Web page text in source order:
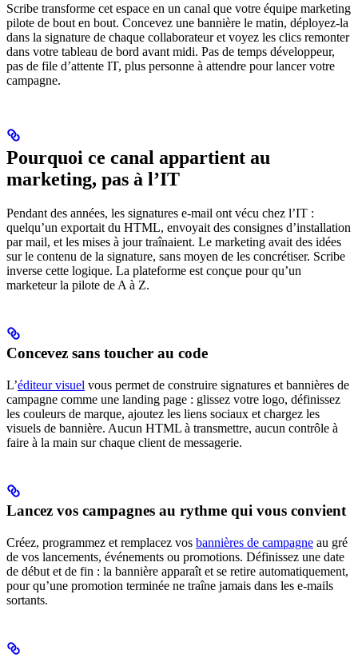
Scribe transforme cet espace en un canal que votre équipe marketing
pilote de bout en bout. Concevez une bannière le matin, déployez-la
dans la signature de chaque collaborateur et voyez les clics remonter
dans votre tableau de bord avant midi. Pas de temps développeur,
pas de file d’attente IT, plus personne à attendre pour lancer votre
campagne.
Pourquoi ce canal appartient au
marketing, pas à l’IT
Pendant des années, les signatures e-mail ont vécu chez l’IT :
quelqu’un exportait du HTML, envoyait des consignes d’installation
par mail, et les mises à jour traînaient. Le marketing avait des idées
sur le contenu de la signature, sans moyen de les concrétiser. Scribe
inverse cette logique. La plateforme est conçue pour qu’un
marketeur la pilote de A à Z.
Concevez sans toucher au code
L’éditeur visuel vous permet de construire signatures et bannières de
campagne comme une landing page : glissez votre logo, définissez
les couleurs de marque, ajoutez les liens sociaux et chargez les
visuels de bannière. Aucun HTML à transmettre, aucun contrôle à
faire à la main sur chaque client de messagerie.
Lancez vos campagnes au rythme qui vous convient
Créez, programmez et remplacez vos bannières de campagne au gré
de vos lancements, événements ou promotions. Définissez une date
de début et de fin : la bannière apparaît et se retire automatiquement,
pour qu’une promotion terminée ne traîne jamais dans les e-mails
sortants.